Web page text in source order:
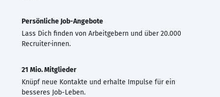
Persönliche Job-Angebote
Lass Dich finden von Arbeitgebern und über 20.000
Recruiter·innen.
21 Mio. Mitglieder
Knüpf neue Kontakte und erhalte Impulse für ein
besseres Job-Leben.